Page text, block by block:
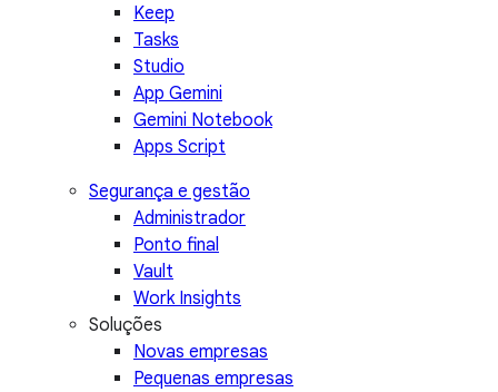
Keep
Tasks
Studio
App Gemini
Gemini Notebook
Apps Script
Segurança e gestão
Administrador
Ponto final
Vault
Work Insights
Soluções
Novas empresas
Pequenas empresas